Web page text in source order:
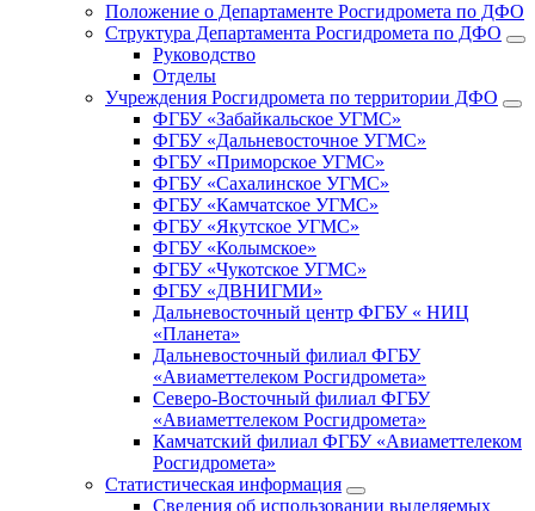
Положение о Департаменте Росгидромета по ДФО
Структура Департамента Росгидромета по ДФО
Руководство
Отделы
Учреждения Росгидромета по территории ДФО
ФГБУ «Забайкальское УГМС»
ФГБУ «Дальневосточное УГМС»
ФГБУ «Приморское УГМС»
ФГБУ «Сахалинское УГМС»
ФГБУ «Камчатское УГМС»
ФГБУ «Якутское УГМС»
ФГБУ «Колымское»
ФГБУ «Чукотское УГМС»
ФГБУ «ДВНИГМИ»
Дальневосточный центр ФГБУ « НИЦ
«Планета»
Дальневосточный филиал ФГБУ
«Авиаметтелеком Росгидромета»
Северо-Восточный филиал ФГБУ
«Авиаметтелеком Росгидромета»
Камчатский филиал ФГБУ «Авиаметтелеком
Росгидромета»
Статистическая информация
Сведения об использовании выделяемых